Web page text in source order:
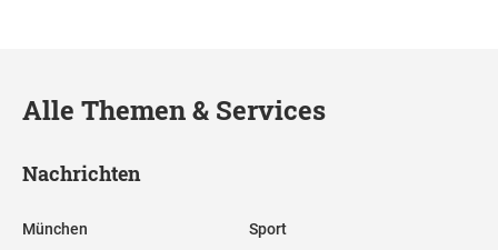
Alle Themen & Services
Nachrichten
München Sport